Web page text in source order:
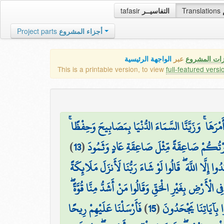
tafasir التفاسيــر Translations
Project parts أجزاء المشروع
المشروع عبر الواجهة الرئيسية
This is a printable version, to view full-featured
وَزَيَّنَّا السَّمَاءَ الدُّنْيَا بِمَصَابِيحَ وَحِفْظًا
صَاعِقَةً مِّثْلَ صَاعِقَةِ عَادٍ وَثَمُودَ(
13
)
اللَّهَ ۖ قَالُوا لَوْ شَاءَ رَبُّنَا لَأَنزَلَ مَلَائِكَةً
الْأَرْضِ بِغَيْرِ الْحَقِّ وَقَالُوا مَنْ أَشَدُّ مِنَّا قُوَّةً
بِآيَاتِنَا يَجْحَدُونَ(
15
)فَأَرْسَلْنَا عَلَيْهِمْ رِيحًا